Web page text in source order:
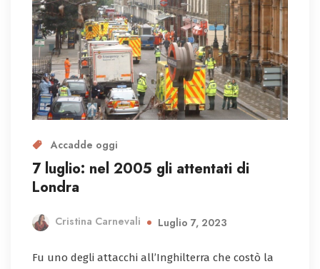
Accadde oggi
7 luglio: nel 2005 gli attentati di
Londra
Cristina Carnevali Luglio 7, 2023
Fu uno degli attacchi all’Inghilterra che costò la